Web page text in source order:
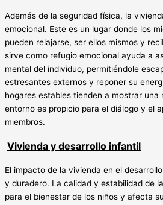
Además de la seguridad física, la
emocional. Este es un lugar donde los
pueden relajarse, ser ellos mismos y
sirve como refugio emocional ayuda a
mental del individuo, permitiéndole
estresantes externos y reponer su
hogares estables tienden a mostrar una
entorno es propicio para el diálogo y el
miembros.
Vivienda y desarrollo infantil
El impacto de la vivienda en el
y duradero. La calidad y estabilidad de
para el bienestar de los niños y afecta